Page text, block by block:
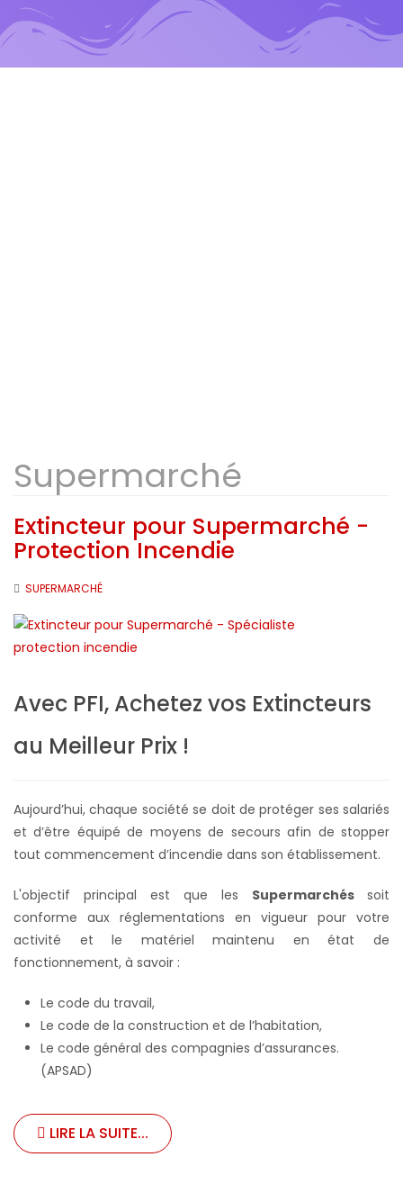
Supermarché
Extincteur pour Supermarché -
Protection Incendie
SUPERMARCHÉ
Avec PFI, Achetez vos Extincteurs
au Meilleur Prix !
Aujourd’hui, chaque société se doit de protéger ses salariés
et d’être équipé de moyens de secours afin de stopper
tout commencement d’incendie dans son établissement.
L'objectif principal est que les Supermarchés soit
conforme aux réglementations en vigueur pour votre
activité et le matériel maintenu en état de
fonctionnement, à savoir :
Le code du travail,
Le code de la construction et de l’habitation,
Le code général des compagnies d’assurances.
(APSAD)
LIRE LA SUITE...